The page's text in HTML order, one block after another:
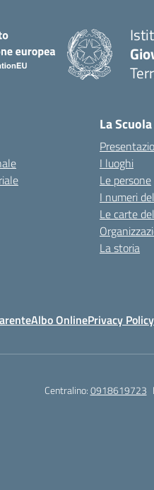
La Scuola
I luoghi
Le persone
I numeri
Le carte
La storia
Albo OnlinePrivacy Policy
Centralino:0918619723